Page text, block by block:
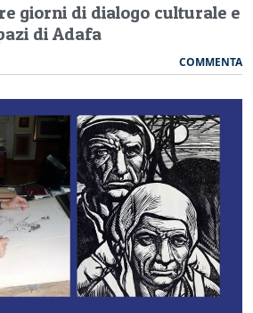
giorni di dialogo culturale e
di Adafa
COMMENTA